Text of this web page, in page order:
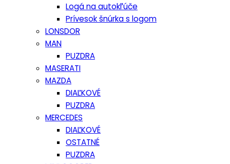
Logá na autokľúče
Prívesok šnúrka s logom
LONSDOR
MAN
PUZDRA
MASERATI
MAZDA
DIAĽKOVÉ
PUZDRA
MERCEDES
DIAĽKOVÉ
OSTATNÉ
PUZDRA